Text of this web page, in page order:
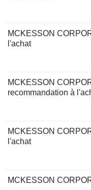
MCKESSON
l'achat
MCKESSON
recommandation à
MCKESSON
l'achat
MCKESSON